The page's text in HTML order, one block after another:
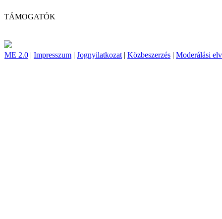
TÁMOGATÓK
ME 2.0 | Impresszum | Jognyilatkozat | Közbeszerzés | Moderálási